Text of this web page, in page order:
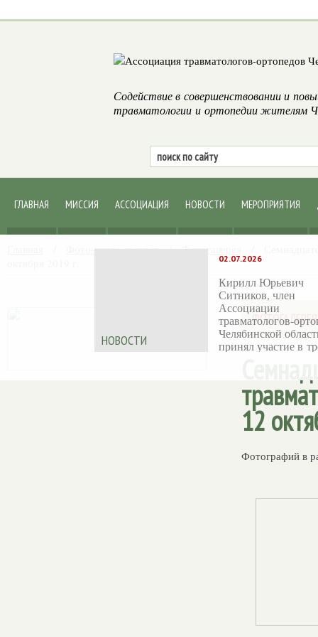
Содействие в совершенствовании и
травматологии и ортопедии жителям
ГЛАВНАЯ МИССИЯ АССОЦИАЦИЯ НОВОСТИ МЕРОПРИЯТИЯ
02.07.2026
Кирилл Юрьевич
Ситников, член
Ассоциации
Челябинской
принял участие в
образовательной
Ассоциации
«Артромастер —
Обучающее
прошло в Казани
KAZAN.
НОВОСТИ
Фото-видео галерея / Фотогалерея
ФОТОГАЛЕРЕЯ
12
Фотографий в